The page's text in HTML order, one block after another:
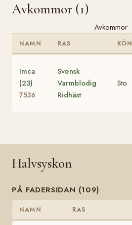
Avkommor (1)
Avkommor
NAMN RAS KÖN
Imca
(23)
7536
Svensk
Varmblodig
Ridhäst
Sto
Halvsyskon
PÅ FADERSIDAN (109)
NAMN RAS